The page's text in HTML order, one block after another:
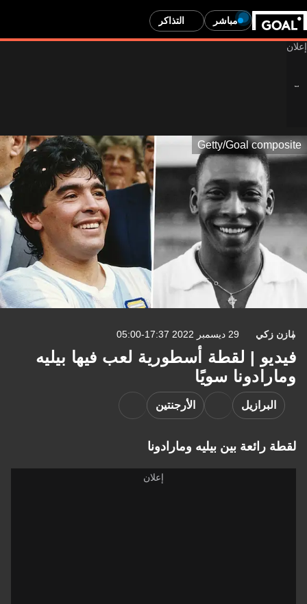
مباشر التذاكر
Getty/Goal composite
مازن زكي 29 ديسمبر 2022 17:37-05:00
فيديو | لقطة أسطورية لعب فيها بيليه
ومارادونا سويًا
البرازيل الأرجنتين
لقطة رائعة بين بيليه ومارادونا